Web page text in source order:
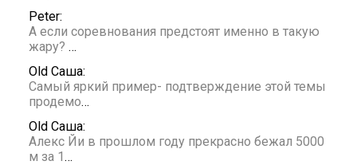
Peter:
А если соревнования предстоят именно в такую
жару? …
Old Саша:
Самый яркий пример- подтверждение этой темы
продемо…
Old Саша:
Алекс Йи в прошлом году прекрасно бежал 5000
м за 1…